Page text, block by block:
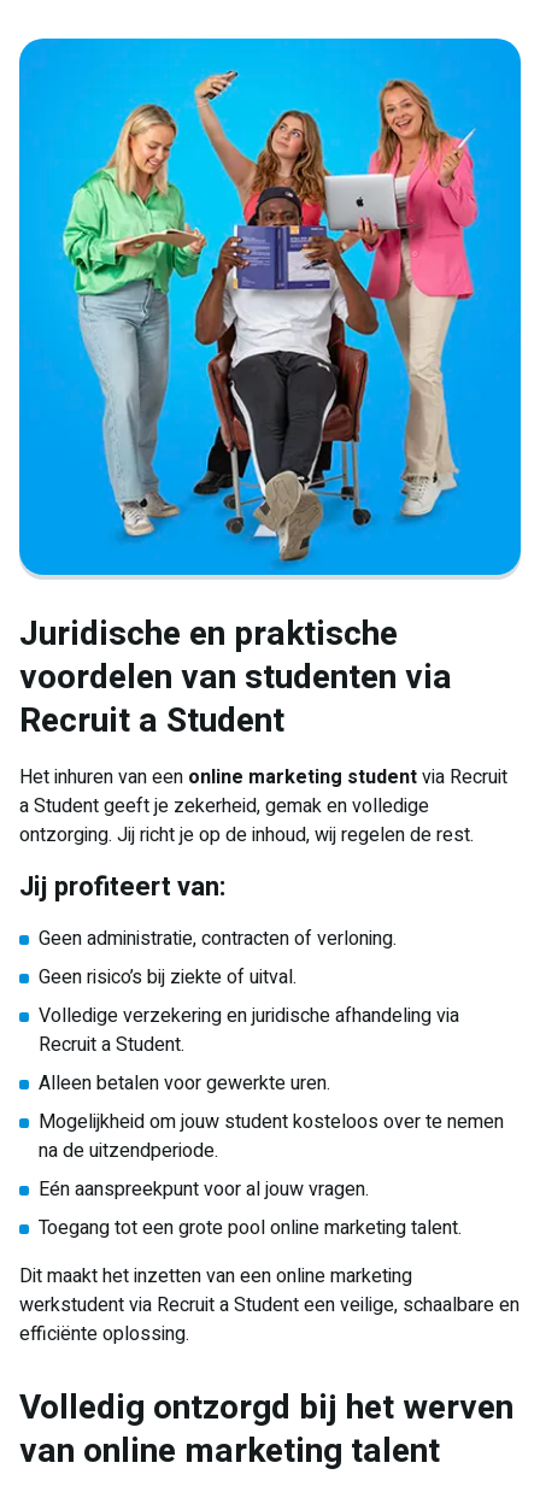
Juridische en praktische
voordelen van studenten via
Recruit a Student
Het inhuren van een online marketing studentvia Recruit
a Student geeft je zekerheid, gemak en volledige
ontzorging. Jij richt je op de inhoud, wij regelen de rest.
Jij profiteert van:
Geen administratie, contracten of verloning.
Geen risico’s bij ziekte of uitval.
Volledige verzekering en juridische afhandeling via
Recruit a Student.
Alleen betalen voor gewerkte uren.
Mogelijkheid om jouw student kosteloos over te nemen
na de uitzendperiode.
Eén aanspreekpunt voor al jouw vragen.
Toegang tot een grote pool online marketing talent.
Dit maakt het inzetten van een online marketing
werkstudent via Recruit a Student een veilige, schaalbare en
efficiënte oplossing.
Volledig ontzorgd bij het werven
van online marketing talent